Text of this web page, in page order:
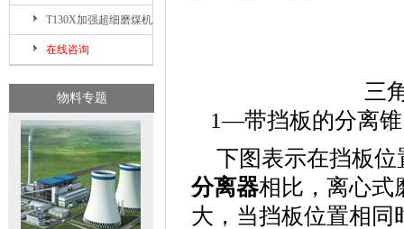
T130X加强超细磨煤机
在线咨询
物料专题
三
1—带挡板的分离
下图表示在挡板
分离器相比，离心式
大，当挡板位置相